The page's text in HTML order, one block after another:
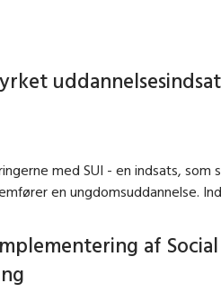
med SUI - en indsats, som
en ungdomsuddannelse.
af Social